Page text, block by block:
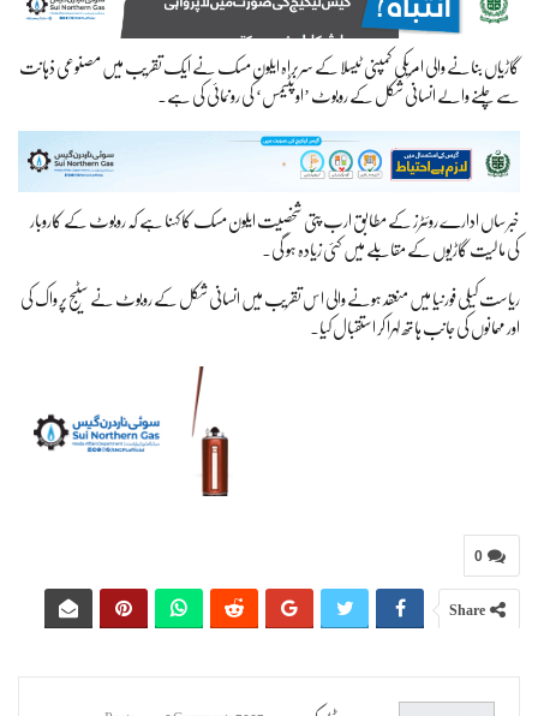
گاڑیاں بنانے والی امریکی کمپنی ٹیسلا کے سربراہ ایلون مسک نے ایک تقریب میں مصنوعی ذہانت
سے چلنے والے انسانی شکل کے روبوٹ ’اوپٹیمس‘ کی رونمائی کی ہے۔
خبر ساں ادارے روئٹرز کے مطابق ارب پتی شخصیت ایلون مسک کا کہنا ہے کہ روبوٹ کے کاروبار
کی مالیت گاڑیوں کے مقابلے میں کئی زیادہ ہو گی۔
ریاست کیلی فورنیا میں منعقد ہونے والی اس تقریب میں انسانی شکل کے روبوٹ نے سٹیج پر واک کی
اور مہمانوں کی جانب ہاتھ لہرا کر استقبال کیا۔
0
Share